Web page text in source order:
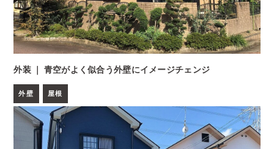
外装 ｜ 青空がよく似合う外壁にイメージチェンジ
外壁 屋根